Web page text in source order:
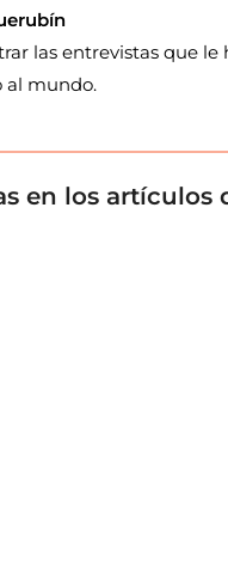
las entrevistas que
al mundo.
en los artículos